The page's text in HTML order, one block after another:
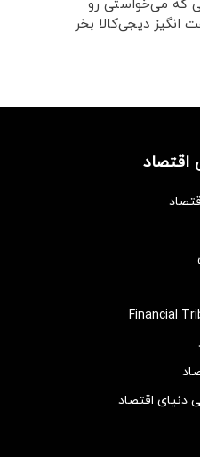
که می‌خواستی رو
انگیز دیجی‌کالا بخر
اقتصاد
دنیای اقتصاد